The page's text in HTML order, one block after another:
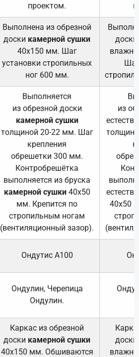
проектом.
Выполнена из обрезной
доски камерной сушки
40х150 мм. Шаг
установки стропильных
ног 600 мм.
доски
Выполняется
из обрезной доски
камерной сушки
толщиной 20-22 мм. Шаг
крепления
обрешетки 300 мм.
Контробрешётка
выполняется из бруска
камерной сушки40х50
мм. Крепится по
стропильным ногам
(вентиляционный зазор).
из
40х50
Ондутис А100
Ондулин, Черепица
Ондулин.
Каркас из обрезной
доски камерной сушки
40х150 мм. Обшиваются
доски